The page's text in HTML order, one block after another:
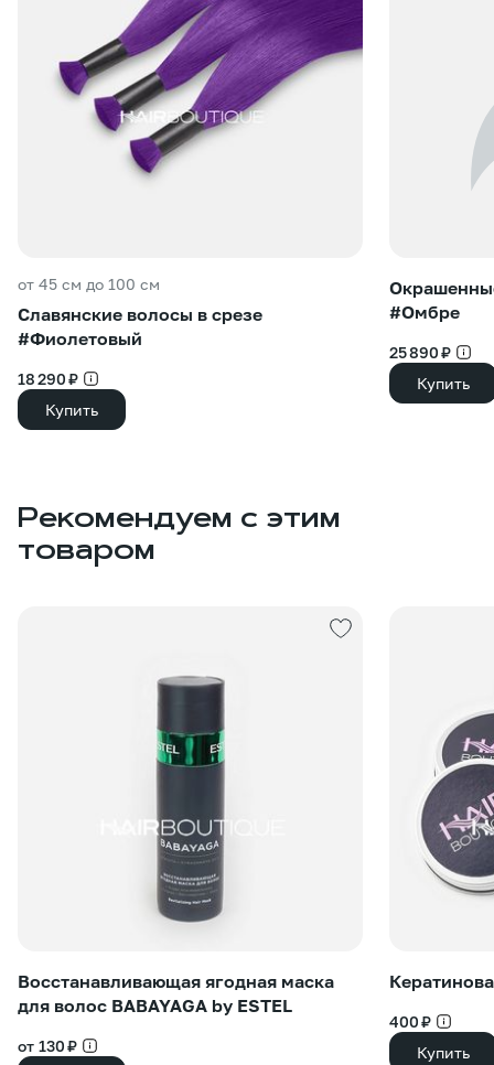
от 45 см до 100 см
Славянские волосы в срезе
#Фиолетовый
18 290 ₽
Купить
#Омбре
25 890 ₽
Купить
Рекомендуем с этим
товаром
Восстанавливающая ягодная маска
для волос BABAYAGA by ESTEL
от 130 ₽
400 ₽
Купить